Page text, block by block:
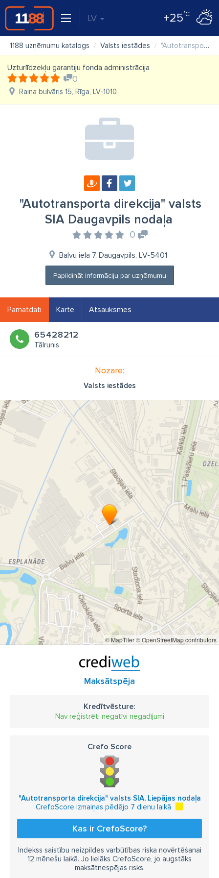
LV +25°C
1188 uzņēmumu katalogs Valsts iestādes "Autotransporta direkcija" valsts SIA Daugavpils nodaļa
Uzturlīdzekļu garantiju fonda administrācija
0
Raiņa bulvāris 15, Rīga, LV-1010
"Autotransporta direkcija" valsts
SIA Daugavpils nodaļa
0
Balvu iela 7, Daugavpils, LV-5401
Papildināt informāciju par uzņēmumu
Pamatdati Karte Atsauksmes
65428212
Tālrunis
Nozare:
Valsts iestādes
© MapTiler© OpenStreetMap contributors
Maksātspēja
Kredītvēsture:
Nav reģistrēti negatīvi negadījumi
Crefo Score
"Autotransporta direkcija" valsts SIA, Liepājas nodaļa
CrefoScore izmaiņas pēdējo 7 dienu laikā
Kas ir CrefoScore?
Indekss saistību neizpildes varbūtības riska novērtēšanai
12 mēnešu laikā. Jo lielāks CrefoScore, jo augstāks
maksātnespējas risks.